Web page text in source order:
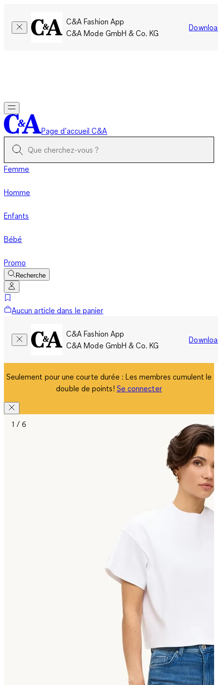
C&A Fashion App
C&A Mode GmbH & Co. KG
Page d’accueil C&A
Femme
Homme
Enfants
Bébé
Promo
Recherche
Aucun article dans le panier
C&A Fashion App
C&A Mode GmbH & Co. KG
Seulement pour une courte durée : Les membres cumulent le
double de points! Se connecter
1 / 6